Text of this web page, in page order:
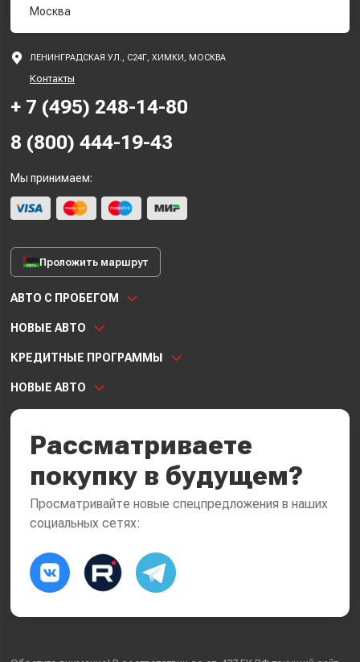
Москва
ЛЕНИНГРАДСКАЯ УЛ., С24Г, ХИМКИ, МОСКВА
Контакты
+ 7 (495) 248-14-80
8 (800) 444-19-43
Мы принимаем:
Проложить маршрут
АВТО С ПРОБЕГОМ
НОВЫЕ АВТО
КРЕДИТНЫЕ ПРОГРАММЫ
НОВЫЕ АВТО
Рассматриваете
покупку в будущем?
Просматривайте новые спецпредложения в наших
социальных сетях: